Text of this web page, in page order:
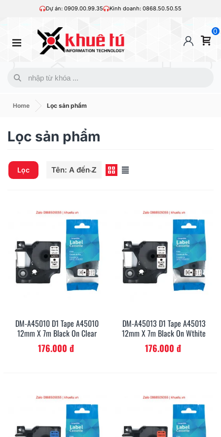
Dự án: 0909.00.99.35 Kinh doanh: 0868.50.50.55
0
Home Lọc sản phẩm
Lọc sản phẩm
Lọc Tên: A đến Z
DM-A45010 D1 Tape A45010
12mm X 7m Black On Clear
176.000 đ
DM-A45013 D1 Tape A45013
12mm X 7m Black On Wthite
176.000 đ